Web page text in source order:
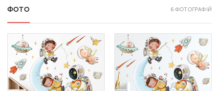
ФОТО 6 ФОТОГРАФІЙ